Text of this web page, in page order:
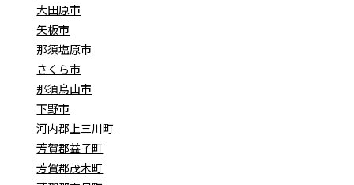
大田原市
矢板市
那須塩原市
さくら市
那須烏山市
下野市
河内郡上三川町
芳賀郡益子町
芳賀郡茂木町